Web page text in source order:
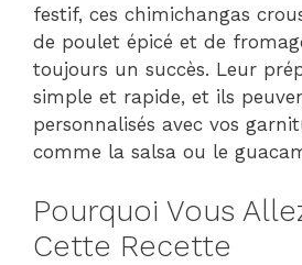
festif, ces chimichangas
de poulet épicé et de
toujours un succès. Leur
simple et rapide, et ils
personnalisés avec vos
comme la salsa ou le
Pourquoi Vous
Cette Recette